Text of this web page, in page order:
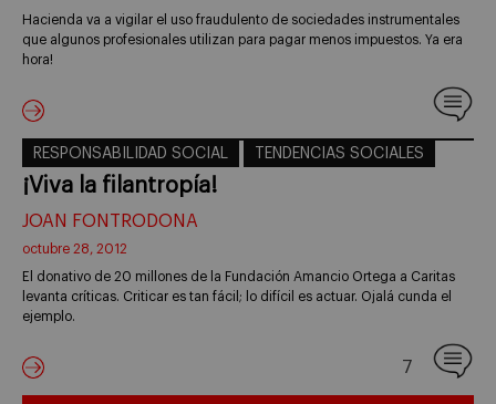
Hacienda va a vigilar el uso fraudulento de sociedades instrumentales
que algunos profesionales utilizan para pagar menos impuestos. Ya era
hora!
RESPONSABILIDAD SOCIAL TENDENCIAS SOCIALES
¡Viva la filantropía!
JOAN FONTRODONA
octubre 28, 2012
El donativo de 20 millones de la Fundación Amancio Ortega a Caritas
levanta críticas. Criticar es tan fácil; lo difícil es actuar. Ojalá cunda el
ejemplo.
7